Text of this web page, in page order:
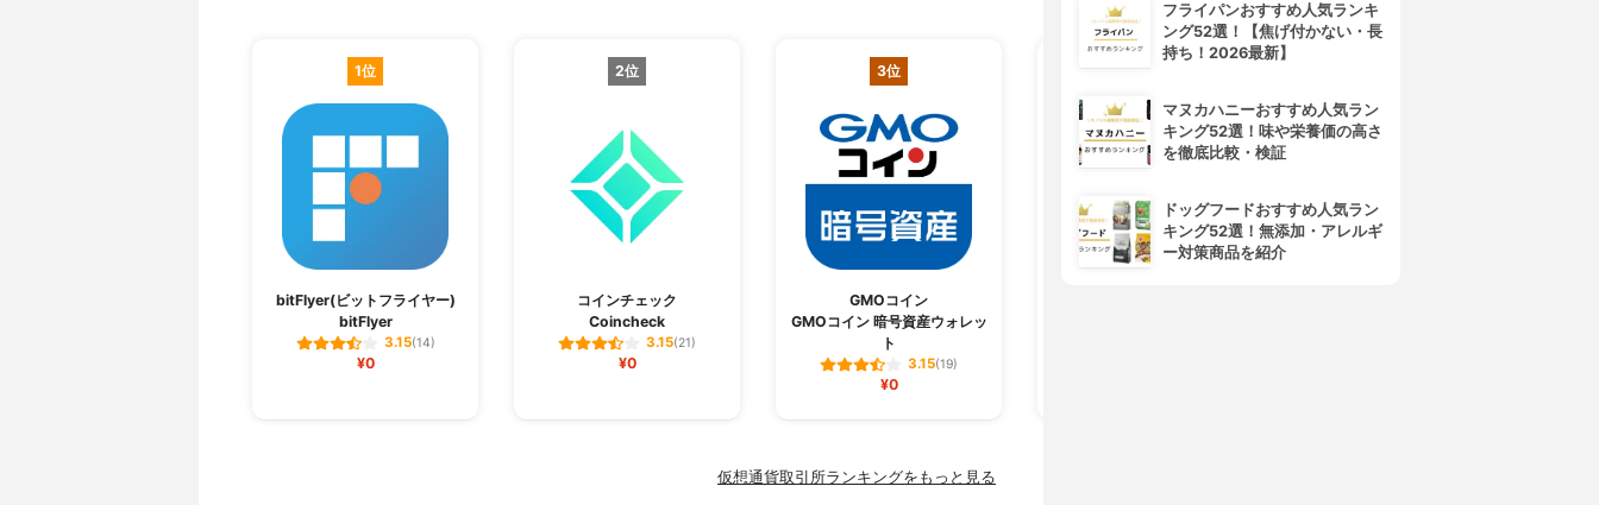
1位
bitFlyer(ビットフライヤー)
bitFlyer
3.15(14)
¥0
2位
コインチェック
Coincheck
3.15(21)
¥0
3位
GMOコイン
GMOコイン 暗号資産ウォレッ
ト
3.15(19)
¥0
仮想通貨取引所ランキングをもっと見る
フライパンおすすめ人気ランキ
ング52選！【焦げ付かない・長
持ち！2026最新】
マヌカハニーおすすめ人気ラン
キング52選！味や栄養価の高さ
を徹底比較・検証
ドッグフードおすすめ人気ラン
キング52選！無添加・アレルギ
ー対策商品を紹介